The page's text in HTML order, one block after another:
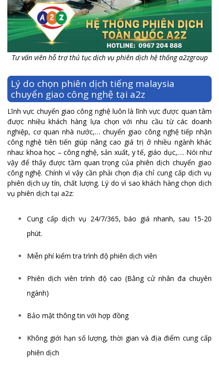
Tư vấn viên hỗ trợ thủ tục dịch vụ phiên dịch hệ thống a2zgroup
Lý do chọn phiên dịch tiếng malaysia
chuyển giao công nghệ tại a2z
Lĩnh vực chuyển giao công nghệ luôn là lĩnh vực được quan tâm
được nhiều khách hàng lựa chọn với nhu cầu từ các doanh
nghiệp, cơ quan nhà nước,… chuyển giao công nghệ tiếp nhận
công nghệ tiên tiến giúp nâng cao giá trị ở nhiều ngành khác
nhau: khoa học – công nghệ, sản xuất, y tế, giáo dục,…. Nói như
vậy để thấy được tầm quan trọng của phiên dịch chuyển giao
công nghệ. Chính vì vậy cần phải chọn địa chỉ cung cấp dịch vụ
phiên dịch uy tín, chất lượng. Lý do vì sao khách hàng chọn dịch
vụ phiên dịch tại a2z:
Cung cấp dịch vụ 24/7/365, báo giá nhanh, sau 15-20
phút.
Miễn phí kiểm tra trình độ phiên dịch viên
Phiên dịch viên trình độ cao (Bằng cử nhân đa chuyên
ngành)
Bảo mật thông tin với hợp đồng
Không giới hạn số lượng, thời gian và địa điểm cung cấp
phiên dịch